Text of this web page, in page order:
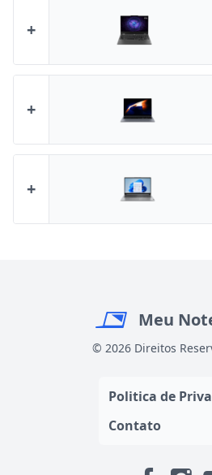
+
+
+
Meu
© 2026 Direitos
Politica de
Contato